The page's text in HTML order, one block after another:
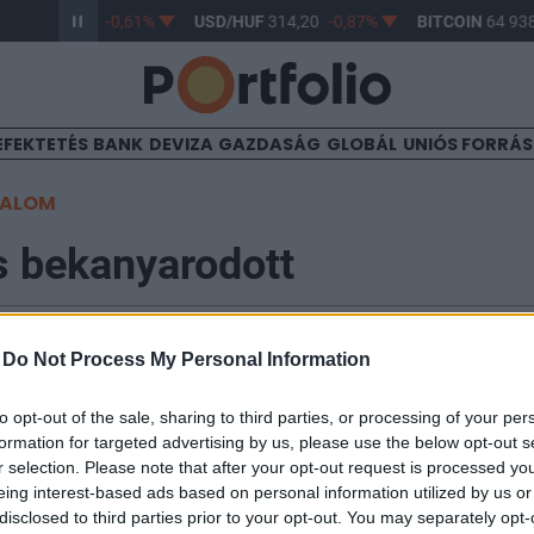
Do Not Process My Personal Information
opt-out of the sale, sharing to third parties, or processing of your
for targeted advertising by us, please use the below opt-out
selection. Please note that after your opt-out request is processed
interest-based ads based on personal information utilized by us
to third parties prior to your opt-out. You may separately
363,17 -0,61% USD/HUF 314,20 -0,87% BITCOIN64
BANK DEVIZA GAZDASÁG GLOBÁL UNIÓS
bekanyarodott
indexek esésével párhuzamosan Európa is lefelé
francia CAC-40 1.6, az angol FTSE 100 pedig 1.5%-os
Újabb impulzus híján a befektetők a
leginkább a bankszektorban van lehetőség.